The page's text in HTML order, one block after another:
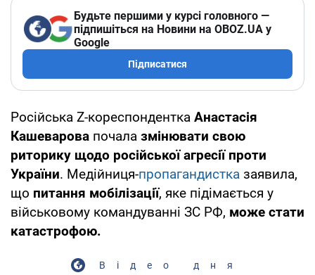
Будьте першими у курсі головного —
підпишіться на Новини на OBOZ.UA у
Google
Підписатися
Російська Z-кореспондентка Анастасія
Кашеварова почала змінювати свою
риторику щодо російської агресії проти
України. Медійниця-пропагандистка заявила,
що питання мобілізації, яке підімається у
військовому командуванні ЗС РФ, може стати
катастрофою.
Відео дня